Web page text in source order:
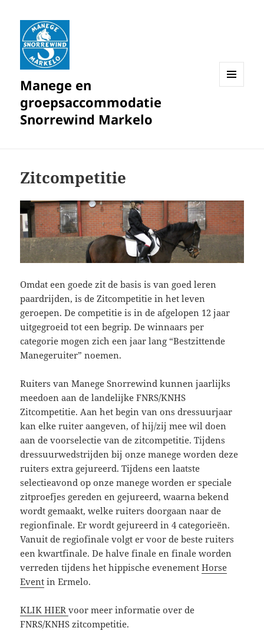
Manege en
groepsaccommodatie
Snorrewind Markelo
Zitcompetitie
Omdat een goede zit de basis is van goed leren
paardrijden, is de Zitcompetitie in het leven
geroepen. De competitie is in de afgelopen 12 jaar
uitgegroeid tot een begrip. De winnaars per
categorie mogen zich een jaar lang “Bestzittende
Manegeruiter” noemen.
Ruiters van Manege Snorrewind kunnen jaarlijks
meedoen aan de landelijke FNRS/KNHS
Zitcompetitie. Aan het begin van ons dressuurjaar
kan elke ruiter aangeven, of hij/zij mee wil doen
aan de voorselectie van de zitcompetitie. Tijdens
dressuurwedstrijden bij onze manege worden deze
ruiters extra gejureerd. Tijdens een laatste
selectieavond op onze manege worden er speciale
zitproefjes gereden en gejureerd, waarna bekend
wordt gemaakt, welke ruiters doorgaan naar de
regionfinale. Er wordt gejureerd in 4 categorieën.
Vanuit de regiofinale volgt er voor de beste ruiters
een kwartfinale. De halve finale en finale worden
verreden tijdens het hippische evenementHorse
Event in Ermelo.
KLIK HIERvoor meer informatie over de
FNRS/KNHS zitcompetitie.